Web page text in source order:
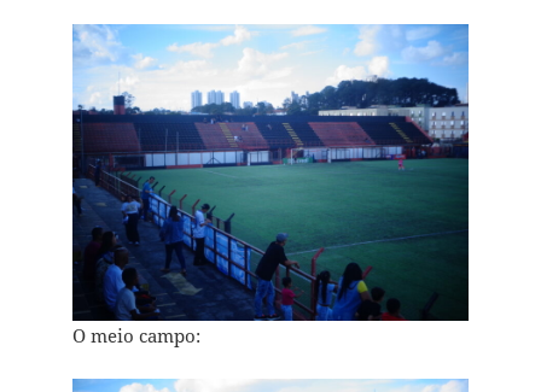
O meio campo: